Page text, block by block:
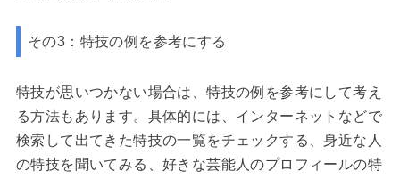
その3：特技の例を参考にする
特技が思いつかない場合は、特技の例を参考にして考え
る方法もあります。具体的には、インターネットなどで
検索して出てきた特技の一覧をチェックする、身近な人
の特技を聞いてみる、好きな芸能人のプロフィールの特